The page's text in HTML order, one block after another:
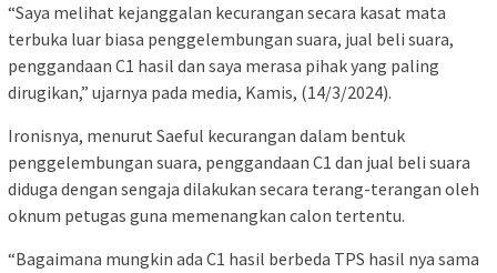
“Saya melihat kejanggalan kecurangan secara kasat mata
terbuka luar biasa penggelembungan suara, jual beli suara,
penggandaan C1 hasil dan saya merasa pihak yang paling
dirugikan,” ujarnya pada media, Kamis, (14/3/2024).
Ironisnya, menurut Saeful kecurangan dalam bentuk
penggelembungan suara, penggandaan C1 dan jual beli suara
diduga dengan sengaja dilakukan secara terang-terangan oleh
oknum petugas guna memenangkan calon tertentu.
“Bagaimana mungkin ada C1 hasil berbeda TPS hasil nya sama